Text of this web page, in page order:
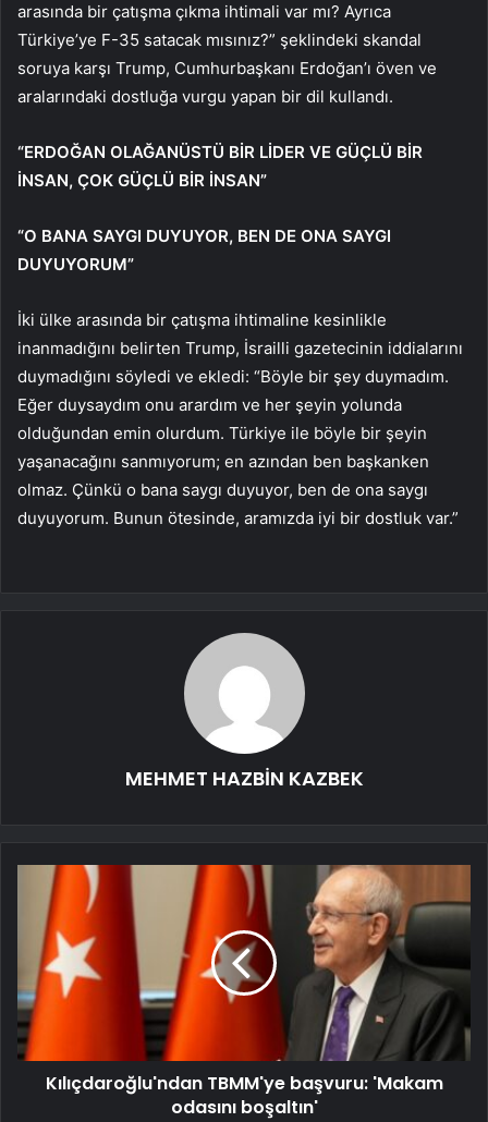
arasında bir çatışma çıkma ihtimali var mı? Ayrıca
Türkiye’ye F-35 satacak mısınız?” şeklindeki skandal
soruya karşı Trump, Cumhurbaşkanı Erdoğan’ı öven ve
aralarındaki dostluğa vurgu yapan bir dil kullandı.
“ERDOĞAN OLAĞANÜSTÜ BİR LİDER VE GÜÇLÜ BİR
İNSAN, ÇOK GÜÇLÜ BİR İNSAN”
“O BANA SAYGI DUYUYOR, BEN DE ONA SAYGI
DUYUYORUM”
İki ülke arasında bir çatışma ihtimaline kesinlikle
inanmadığını belirten Trump, İsrailli gazetecinin iddialarını
duymadığını söyledi ve ekledi: “Böyle bir şey duymadım.
Eğer duysaydım onu arardım ve her şeyin yolunda
olduğundan emin olurdum. Türkiye ile böyle bir şeyin
yaşanacağını sanmıyorum; en azından ben başkanken
olmaz. Çünkü o bana saygı duyuyor, ben de ona saygı
duyuyorum. Bunun ötesinde, aramızda iyi bir dostluk var.”
MEHMET HAZBİN KAZBEK
Kılıçdaroğlu'ndan TBMM'ye başvuru: 'Makam
odasını boşaltın'